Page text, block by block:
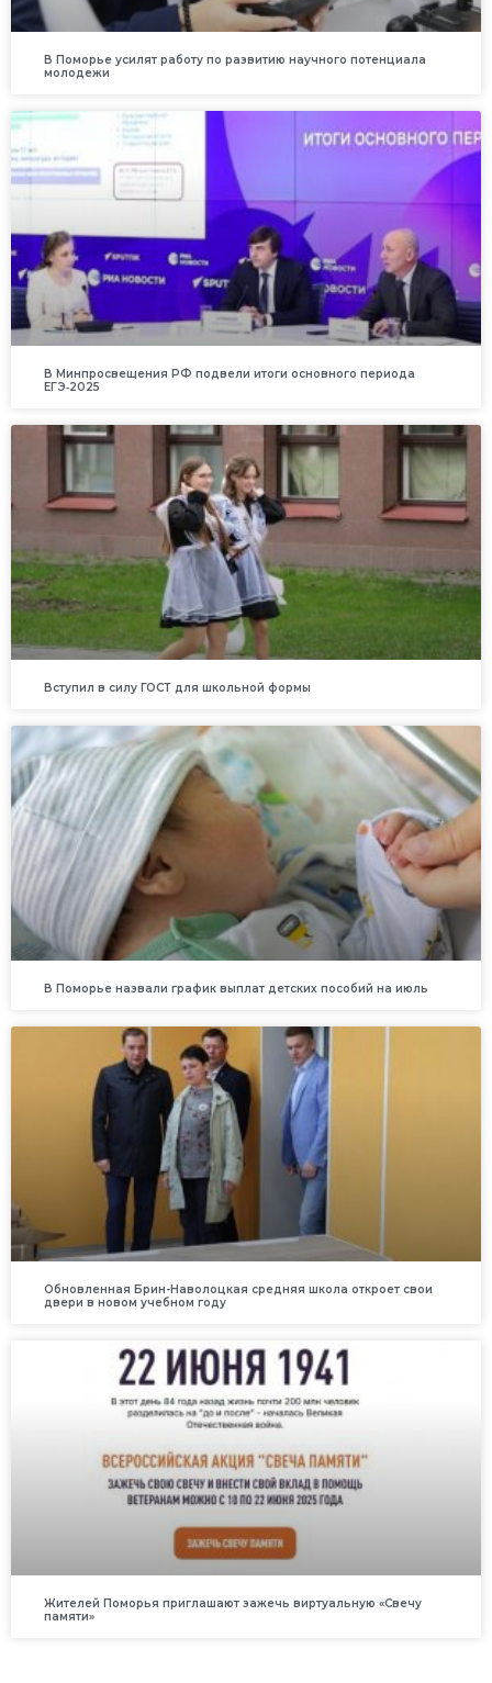
В Поморье усилят работу по развитию научного потенциала
молодежи
В Минпросвещения РФ подвели итоги основного периода
ЕГЭ‑2025
Вступил в силу ГОСТ для школьной формы
В Поморье назвали график выплат детских пособий на июль
Обновленная Брин-Наволоцкая средняя школа откроет свои
двери в новом учебном году
Жителей Поморья приглашают зажечь виртуальную «Свечу
памяти»